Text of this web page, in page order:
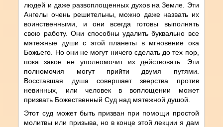
людей и даже развоплощенных духов на Земле. Эти
Ангелы очень решительны, можно даже назвать их
воинственными, и они всегда готовы выполнять
свою работу. Они способны удалить буквально все
мятежные души с этой планеты в мгновение ока
Божьего. Но они не могут ничего сделать до тех пор,
пока закон не уполномочит их действовать. Эти
полномочия могут прийти двумя путями.
Восставшая душа совершает зверства против
невинных, или человек в воплощении может
призвать Божественный Суд над мятежной душой.
Этот суд может быть призван при помощи простой
молитвы или призыва, но в конце этой лекции я дам